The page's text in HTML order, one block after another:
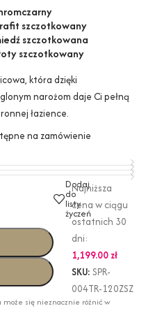
czarny
szczotkowany
szczotkowana
szczotkowany
która dzięki
narożom daje Ci pełną
łazience.
na zamówienie
Dodaj
do
listy
życzeń
Najniższa
cena w ciągu
ostatnich 30
dni:
1,199.00 zł
SKU:SPR-
004TR-120ZSZ
się nieznacznie różnić w